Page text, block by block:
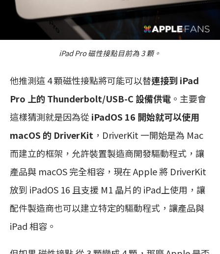
iPad Pro 磁性接點目前為 3 顆。
他推測這 4 顆磁性接點將可能可以替連接到 iPad
Pro 上的 Thunderbolt/USB-C 設備供電 。主要會
這樣猜測就是因為從 iPadOS 16 開始就可以使用
macOS 的 DriverKit ，DriverKit 一開始是為 Mac
而建立的框架，允許裝置製造商開發驅動程式，讓
產品與 macOS 完全相容，現在 Apple 將 DriverKit
放到 iPadOS 16 且支援 M1 晶片的 iPad上使用，讓
配件製造商也可以建立特定的驅動程式，讓產品與
iPad 相容。